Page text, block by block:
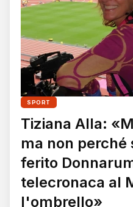
SPORT
Tiziana Alla:
ma non perché
ferito
telecronaca al
l'ombrello»